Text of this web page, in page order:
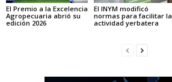
El Premio a la Excelencia
Agropecuaria abrió su
edición 2026
El INYM modificó
normas para facilitar la
actividad yerbatera